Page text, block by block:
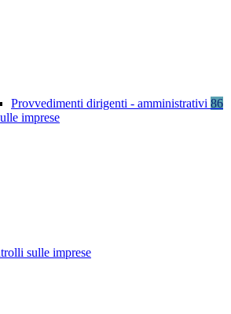
Provvedimenti dirigenti - amministrativi 86
imprese
sulle imprese